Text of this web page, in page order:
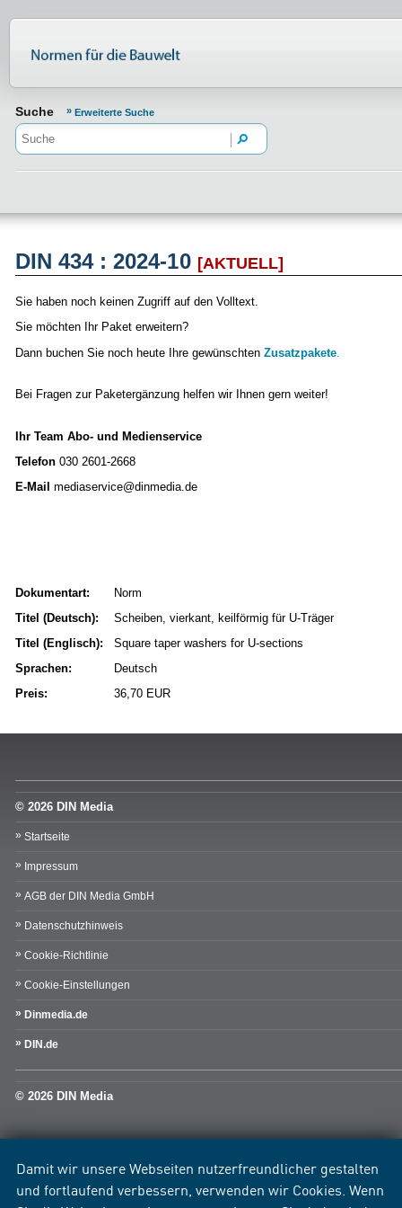
Damit wir unsere Webseiten nutzerfreundlicher gestalten
und fortlaufend verbessern, verwenden wir Cookies. Wenn
Suche Erweiterte Suche
DIN 434 : 2024-10 [AKTUELL]
Sie haben noch keinen Zugriff auf den Volltext.
Sie möchten Ihr Paket erweitern?
Dann buchen Sie noch heute Ihre gewünschten Zusatzpakete
Bei Fragen zur Paketergänzung helfen wir Ihnen gern weiter!
Ihr Team Abo- und Medienservice
Telefon 030 2601-2668
E-Mail mediaservice@dinmedia.de
Dokumentart:
Norm
Titel (Deutsch):
Scheiben, vierkant, keilförmig für U-Träger
Titel (Englisch):
Square taper washers for U-sections
Sprachen:
Deutsch
Preis:
36,70 EUR
© 2026 DIN Media
Startseite
Impressum
AGB der DIN Media GmbH
Datenschutzhinweis
Cookie-Richtlinie
Cookie-Einstellungen
Dinmedia.de
DIN.de
© 2026 DIN Media